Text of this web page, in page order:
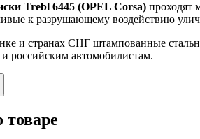
Trebl 6445 (OPEL Corsa) проходят
к разрушающему воздействию
и странах СНГ штампованные
российским автомобилистам.
товаре